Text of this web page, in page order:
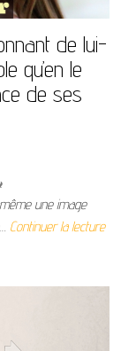
de lui-
qu’en le
de ses
une image
Continuer la lecture